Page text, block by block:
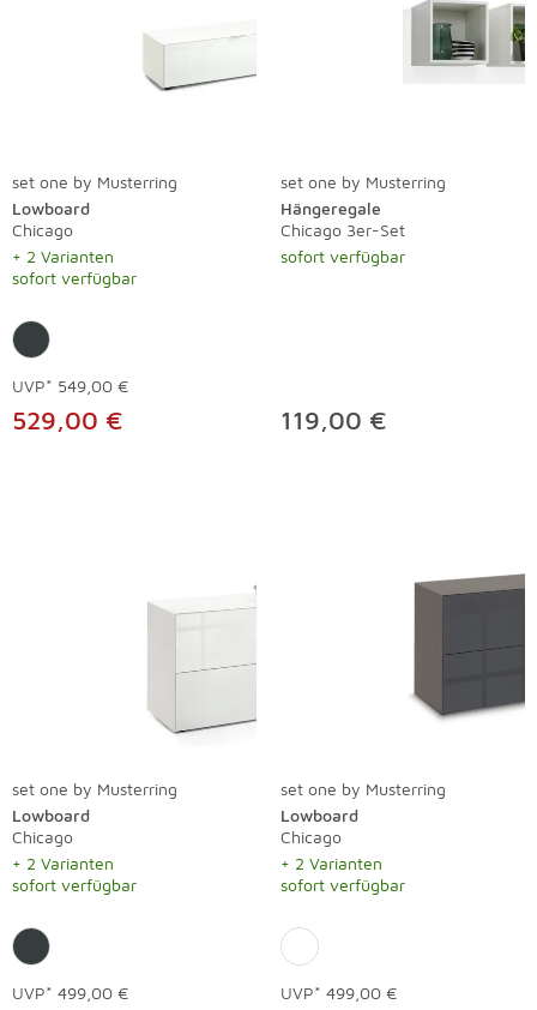
set one by Musterring
Lowboard
Chicago
+ 2 Varianten
sofort verfügbar
UVP* 549,00 €
529,00 €
set one by Musterring
Hängeregale
Chicago 3er-Set
sofort verfügbar
119,00 €
set one by Musterring
Lowboard
Chicago
+ 2 Varianten
sofort verfügbar
UVP* 499,00 €
set one by Musterring
Lowboard
Chicago
+ 2 Varianten
sofort verfügbar
UVP* 499,00 €